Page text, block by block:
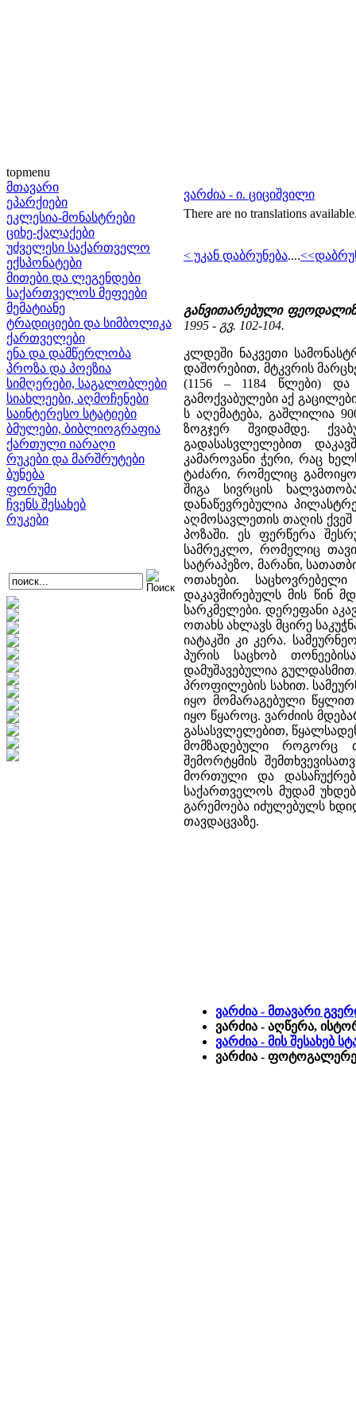
topmenu
მთავარი
ეპარქიები
ეკლესია-მონასტრები
ციხე-ქალაქები
უძველესი საქართველო
ექსპონატები
მითები და ლეგენდები
საქართველოს მეფეები
მემატიანე
ტრადიციები და სიმბოლიკა
ქართველები
ენა და დამწერლობა
პროზა და პოეზია
სიმღერები, საგალობლები
სიახლეები, აღმოჩენები
საინტერესო სტატიები
ბმულები, ბიბლიოგრაფია
ქართული იარაღი
რუკები და მარშრუტები
ბუნება
ფორუმი
ჩვენს შესახებ
რუკები
ვარძია - ი. ციციშვილი
There are no translations
< უკან დაბრუნება....
განვითარებული
1995 - გვ. 102-104.
კლდეში ნაკვეთი
დაშორებით, მტკვრის
(1156 – 1184 წლები)
გამოქვაბულები აქ
ს აღემატება, გაშლილია
ზოგჯერ შვიდამდე.
გადასასვლელებით
კამაროვანი ჭერი, რაც
ტაძარი, რომელიც
შიგა სივრცის
დანაწევრებულია
აღმოსავლეთის თაღის ქვეშ
პოზაში. ეს ფერწერა
სამრეკლო, რომელიც
სატრაპეზო, მარანი,
ოთახები.
დაკავშირებულს მის წინ
სარკმელები. დერეფანი
ოთახს ახლავს მცირე
იატაკში კი კერა.
პურის საცხობ
დამუშავებულია
პროფილების სახით.
იყო მომარაგებული წყლით
იყო წყაროც. ვარძიის
გასასვლელებით,
მომზადებული როგორც
შემორტყმის
მორთული და
საქართველოს მუდამ
გარემოება იძულებულს
თავდაცვაზე.
ვარძია - მთავარი
ვარძია - აღწერა,
ვარძია - მის შესახებ
ვარძია -